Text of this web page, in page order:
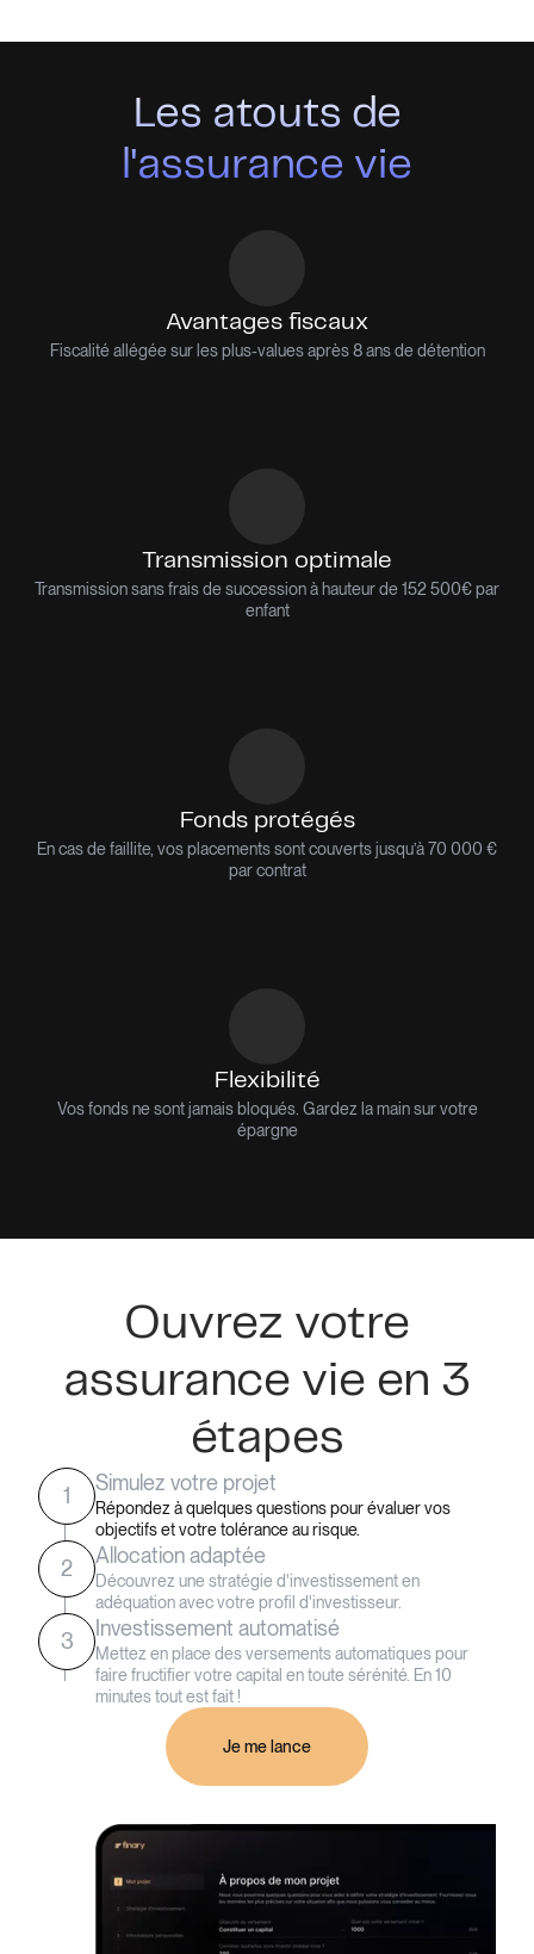
Les atouts de
l'assurance vie
Avantages fiscaux
Fiscalité allégée sur les plus-values après 8 ans de détention
Transmission optimale
Transmission sans frais de succession à hauteur de 152 500€ par
enfant
Fonds protégés
En cas de faillite, vos placements sont couverts jusqu’à 70 000 €
par contrat
Flexibilité
Vos fonds ne sont jamais bloqués. Gardez la main sur votre
épargne
Ouvrez votre
assurance vie en 3
étapes
1
Simulez votre projet
Répondez à quelques questions pour évaluer vos
objectifs et votre tolérance au risque.
2
Allocation adaptée
Découvrez une stratégie d'investissement en
adéquation avec votre profil d'investisseur.
3
Investissement automatisé
Mettez en place des versements automatiques pour
faire fructifier votre capital en toute sérénité. En 10
minutes tout est fait !
Je me lance